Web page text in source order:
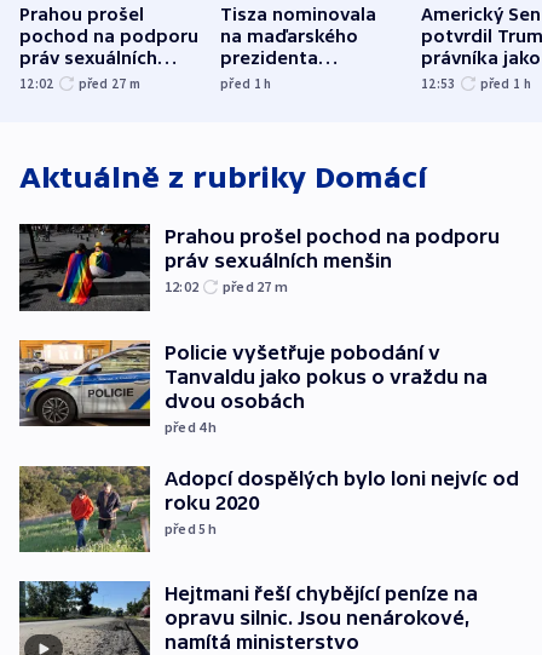
Prahou prošel
pochod na podporu
práv sexuálních
menšin
12:02 před 27 m
Tisza nominovala
na maďarského
prezidenta
bývalého šéfa
před 1h
Americký
potvrdil
právníka jako
ministra
12:53 před 1 h
Aktuálně z rubriky Domácí
Prahou prošel pochod na podporu
práv sexuálních menšin
12:02 před 27 m
Policie vyšetřuje pobodání v
Tanvaldu jako pokus o vraždu na
dvou osobách
před 4h
Adopcí dospělých bylo loni nejvíc od
roku 2020
před 5h
Hejtmani řeší chybějící peníze na
opravu silnic. Jsou nenárokové,
namítá ministerstvo